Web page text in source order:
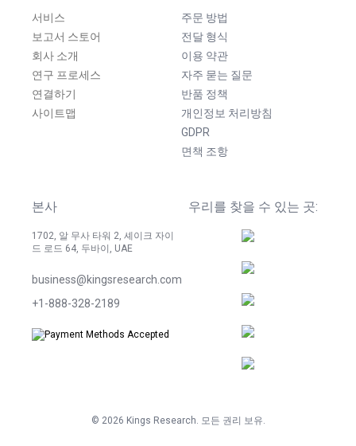
서비스
보고서 스토어
회사 소개
연구 프로세스
연결하기
사이트맵
주문 방법
전달 형식
이용 약관
자주 묻는 질문
반품 정책
개인정보 처리방침
GDPR
면책 조항
본사
1702, 알 무사 타워 2, 셰이크 자이
드 로드 64, 두바이, UAE
business@kingsresearch.com
+1-888-328-2189
우리를 찾을 수 있는 곳:
© 2026 Kings Research. 모든 권리 보유.